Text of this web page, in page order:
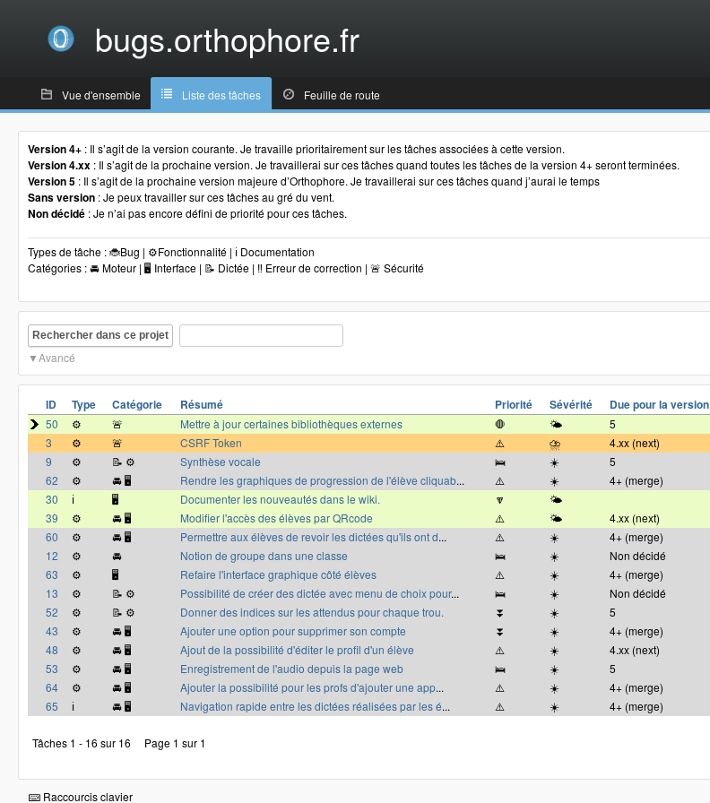
bugs.orthophore.fr
Vue d'ensemble Liste des tâches Feuille de route
Version 4+ : Il s’agit de la version courante. Je travaille prioritairement sur les tâches associées à cette version.
Version 4.xx : Il s’agit de la prochaine version. Je travaillerai sur ces tâches quand toutes les tâches de la version 4+ seront terminées.
Version 5 : Il s’agit de la prochaine version majeure d’Orthophore. Je travaillerai sur ces tâches quand j’aurai le temps
Sans version : Je peux travailler sur ces tâches au gré du vent.
Non décidé : Je n’ai pas encore défini de priorité pour ces tâches.
Types de tâche : 🐞Bug | ⚙️Fonctionnalité | ℹ️ Documentation
Catégories : 🚘 Moteur | 🖥 Interface | 📝 Dictée | ‼️ Erreur de correction | 🚨 Sécurité
Rechercher dans ce projet
Avancé
ID Type Catégorie Résumé Priorité Sévérité Due pour la version
50 ⚙️ 🚨 Mettre à jour certaines bibliothèques externes 🛑 🌤 5
3
⚙️ 🚨 CSRF Token ⚠️ ⛈ 4.xx (next)
9
⚙️ 📝 ⚙️ Synthèse vocale 🛌 ☀️ 5
62
⚙️ 🚘 🖥 Rendre les graphiques de progression de l'élève cliquab... ⚠️ ☀️ 4+ (merge)
30
ℹ️ 🖥 Documenter les nouveautés dans le wiki. 🔽 🌤
39
⚙️ 🚘 🖥 Modifier l'accès des élèves par QRcode ⚠️ 🌤 4.xx (next)
60
⚙️ 🚘 🖥 Permettre aux élèves de revoir les dictées qu'ils ont d... ⚠️ ☀️ 4+ (merge)
12
⚙️ 🚘 Notion de groupe dans une classe 🛌 ☀️ Non décidé
63
⚙️ 🖥 Refaire l'interface graphique côté élèves ⚠️ ☀️ 4+ (merge)
13
⚙️ 📝 ⚙️ Possibilité de créer des dictée avec menu de choix pour... 🛌 ☀️ Non décidé
52
⚙️ 📝 ⚙️ Donner des indices sur les attendus pour chaque trou. ⏬ ☀️ 5
43
⚙️ 🚘 🖥 Ajouter une option pour supprimer son compte ⏬ ☀️ 4+ (merge)
48
⚙️ 🚘 🖥 Ajout de la possibilité d'éditer le profil d'un élève ⚠️ ☀️ 4.xx (next)
53
⚙️ 🚘 🖥 Enregistrement de l'audio depuis la page web 🛌 ☀️ 5
64
⚙️ 🚘 🖥 Ajouter la possibilité pour les profs d'ajouter une app... ⚠️ ☀️ 4+ (merge)
65
ℹ️ 🚘 🖥 Navigation rapide entre les dictées réalisées par les é... ⚠️ ☀️ 4+ (merge)
Tâches 1 - 16 sur 16 Page 1 sur 1
Raccourcis clavier